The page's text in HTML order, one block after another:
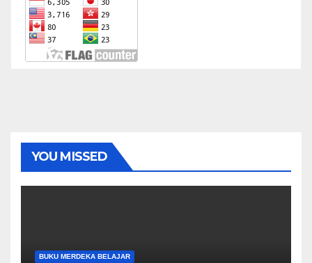
YOU MISSED
BUKU MERDEKA BELAJAR